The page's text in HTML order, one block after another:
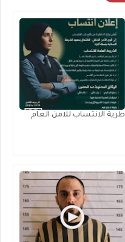
طرية الانتساب للامن العام